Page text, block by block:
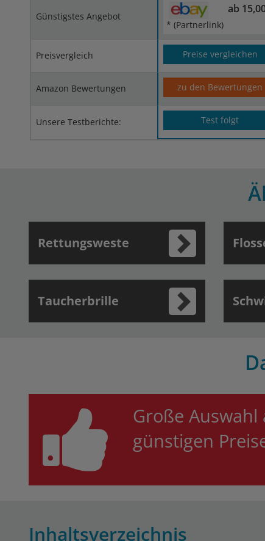
Günstigstes Angebot
ab
* (Partnerlink)
Preisvergleich Preise vergleichen
Amazon Bewertungen zu den Bewertungen
Unsere Testberichte: Test folgt
Rettungsweste
Taucherbrille
Große
günstigen
Inhaltsverzeichnis